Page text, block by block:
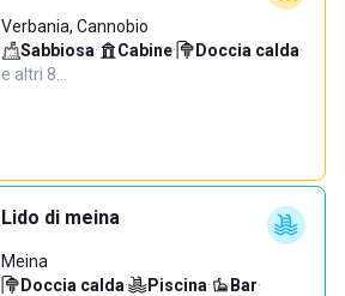
Verbania, Cannobio
Sabbiosa· Cabine· Doccia calda·
e altri 8…
Lido di meina
Meina
Doccia calda· Piscina· Bar·